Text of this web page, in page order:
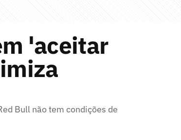
'aceitar
Bull não tem condições de